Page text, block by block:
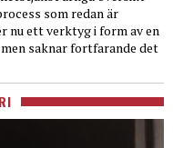
som redan är
nu ett verktyg i form av en
saknar fortfarande det